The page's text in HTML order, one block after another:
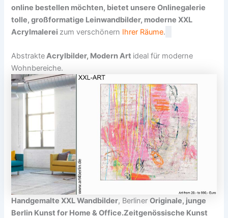
online bestellen möchten, bietet unsere Onlinegalerie
tolle,großformatige Leinwandbilder, moderne XXL
Acrylmalerei zum verschönern Ihrer Räume.
AbstrakteAcrylbilder, Modern Art ideal für moderne
Wohnbereiche.
Handgemalte XXL Wandbilder, BerlinerOriginale, junge
Berlin Kunst for Home & Office.Zeitgenössische Kunst